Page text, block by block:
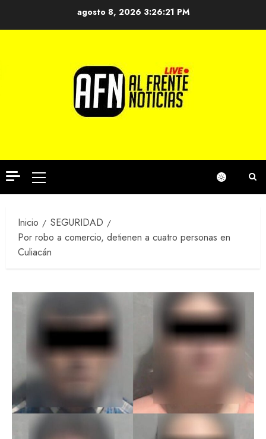
agosto 8, 2026 3:26:21 PM
Menú
principal
Inicio
SEGURIDAD
Por robo a comercio, detienen a cuatro personas en
Culiacán